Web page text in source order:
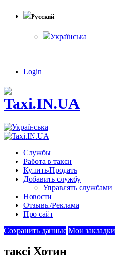
Русский
Українська
Login
Службы
Работа в такси
Купить/Продать
Добавить службу
Управлять службами
Новости
Отзывы/Реклама
Про сайт
Сохранить данные Мои закладки
таксі Хотин